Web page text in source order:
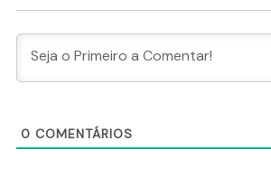
0 COMENTÁRIOS